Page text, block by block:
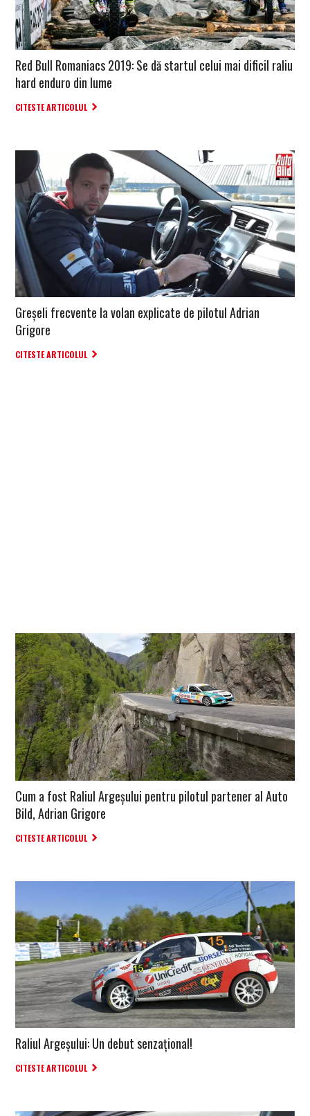
Red Bull Romaniacs 2019: Se dă startul celui mai dificil raliu
hard enduro din lume
CITESTE ARTICOLUL
Greșeli frecvente la volan explicate de pilotul Adrian
Grigore
CITESTE ARTICOLUL
Cum a fost Raliul Argeșului pentru pilotul partener al Auto
Bild, Adrian Grigore
CITESTE ARTICOLUL
Raliul Argeșului: Un debut senzațional!
CITESTE ARTICOLUL